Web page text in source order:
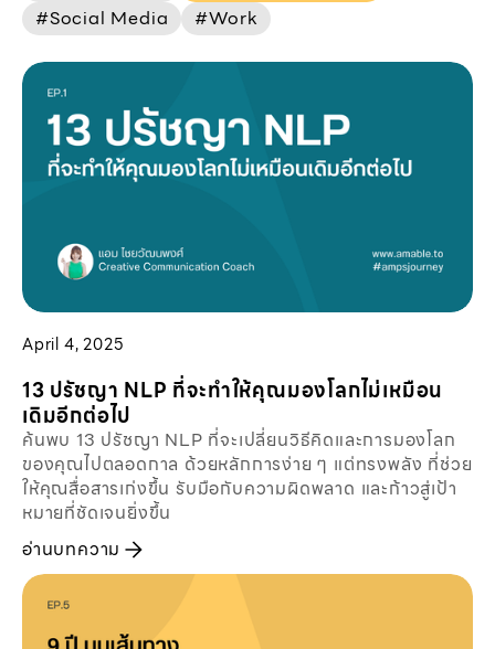
#Social Media #Work
April 4, 2025
13 ปรัชญา NLP ที่จะทำให้คุณมองโลกไม่เหมือน
เดิมอีกต่อไป
ค้นพบ 13 ปรัชญา NLP ที่จะเปลี่ยนวิธีคิดและการมองโลก
ของคุณไปตลอดกาล ด้วยหลักการง่าย ๆ แต่ทรงพลัง ที่ช่วย
ให้คุณสื่อสารเก่งขึ้น รับมือกับความผิดพลาด และก้าวสู่เป้า
หมายที่ชัดเจนยิ่งขึ้น
อ่านบทความ